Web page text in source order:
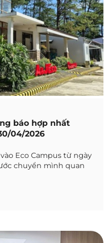
báo hợp nhất
04/2026
Eco Campus từ ngày
chuyển mình quan